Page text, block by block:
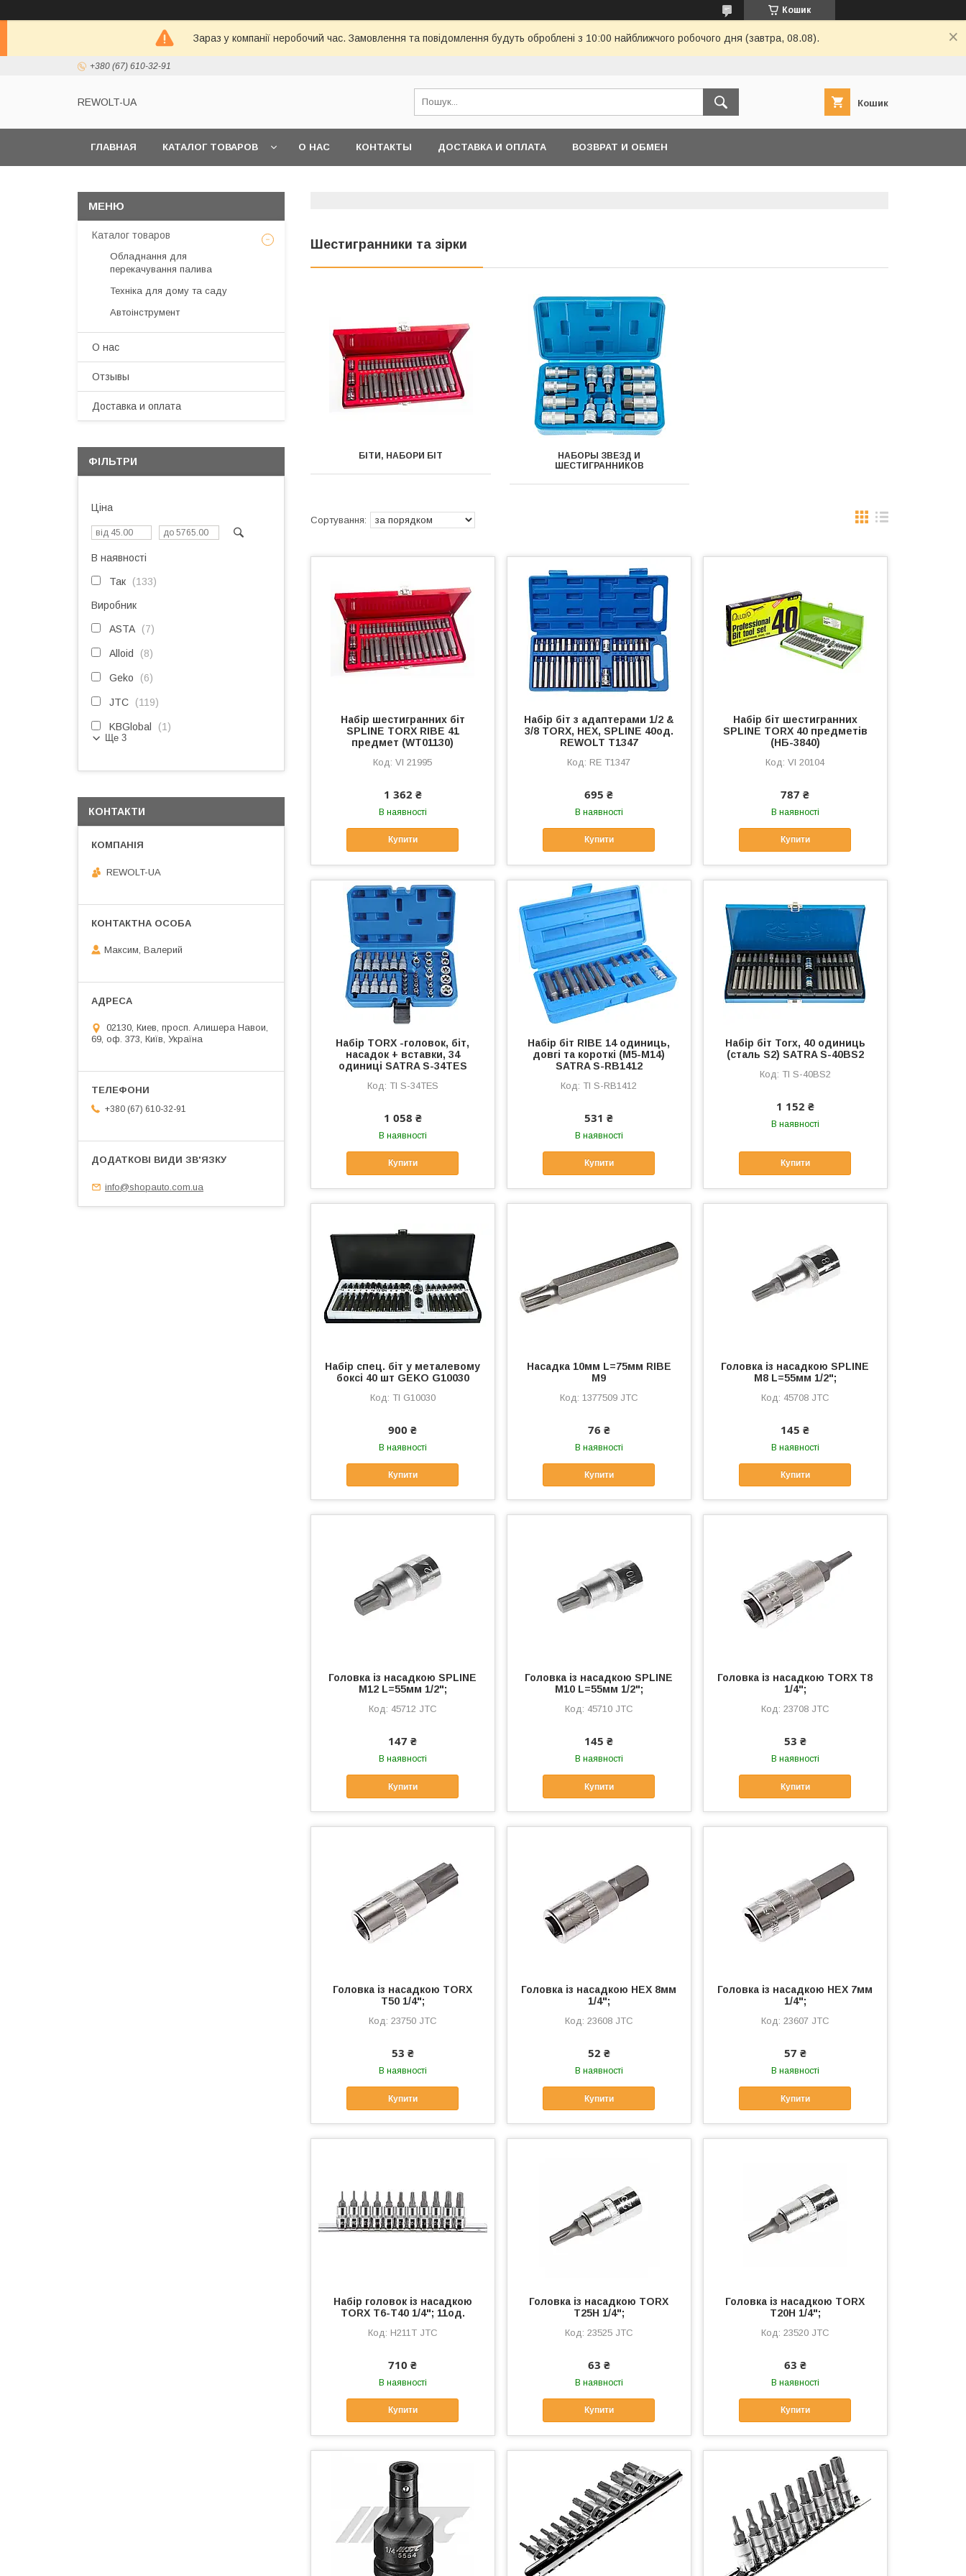
Кошик
Зараз у компанії неробочий час. Замовлення та повідомлення будуть оброблені з 10:00 найближчого робочого дня (завтра, 08.08).
+380 (67) 610-32-91
REWOLT-UA Кошик
ГЛАВНАЯ КАТАЛОГ ТОВАРОВ О НАС КОНТАКТЫ ДОСТАВКА И ОПЛАТА ВОЗВРАТ И ОБМЕН
Шестигранники та зірки
БІТИ, НАБОРИ БІТ
НАБОРЫ ЗВЕЗД И
ШЕСТИГРАННИКОВ
Набір шестигранних біт
SPLINE TORX RIBE 41
предмет (WT01130)
VI 21995
1 362 ₴
В наявності
Купити
Набір біт з адаптерами 1/2 &
3/8 TORX, HEX, SPLINE 40од.
REWOLT T1347
RE T1347
695 ₴
В наявності
Купити
Набір біт шестигранних
SPLINE TORX 40 предметів
(НБ-3840)
VI 20104
787 ₴
В наявності
Купити
Набір TORX -головок, біт,
насадок + вставки, 34
одиниці SATRA S-34TES
TI S-34TES
1 058 ₴
В наявності
Купити
Набір біт RIBE 14 одиниць,
довгі та короткі (М5-М14)
SATRA S-RB1412
TI S-RB1412
531 ₴
В наявності
Купити
Набір біт Torx, 40 одиниць
(сталь S2) SATRA S-40BS2
TI S-40BS2
1 152 ₴
В наявності
Купити
Набір спец. біт у металевому
боксі 40 шт GEKO G10030
TI G10030
900 ₴
В наявності
Купити
Насадка 10мм L=75мм RIBE
М9
1377509 JTC
76 ₴
В наявності
Купити
Головка із насадкою SPLINE
M8 L=55мм 1/2";
45708 JTC
145 ₴
В наявності
Купити
Головка із насадкою SPLINE
M12 L=55мм 1/2";
45712 JTC
147 ₴
В наявності
Купити
Головка із насадкою SPLINE
M10 L=55мм 1/2";
45710 JTC
145 ₴
В наявності
Купити
Головка із насадкою TORX T8
1/4";
23708 JTC
53 ₴
В наявності
Купити
Головка із насадкою TORX
T50 1/4";
23750 JTC
53 ₴
В наявності
Купити
Головка із насадкою HEX 8мм
1/4";
23608 JTC
52 ₴
В наявності
Купити
Головка із насадкою HEX 7мм
1/4";
23607 JTC
57 ₴
В наявності
Купити
Набір головок із насадкою
TORX T6-T40 1/4"; 11од.
H211T JTC
710 ₴
В наявності
Купити
Головка із насадкою TORX
T25H 1/4";
23525 JTC
63 ₴
В наявності
Купити
Головка із насадкою TORX
T20H 1/4";
23520 JTC
63 ₴
В наявності
Купити
Каталог товаров
Обладнання для
перекачування палива
Техніка для дому та саду
Автоінструмент
О нас
Отзывы
Доставка и оплата
ФІЛЬТРИ
Ціна
В наявності
Так 133
Виробник
ASTA 7
Alloid 8
Geko 6
JTC 119
KBGlobal 1
Ще 3
КОНТАКТИ
REWOLT-UA
Максим, Валерий
02130, Киев, просп. Алишера Навои,
69, оф. 373, Київ, Україна
+380 (67) 610-32-91
info@shopauto.com.ua